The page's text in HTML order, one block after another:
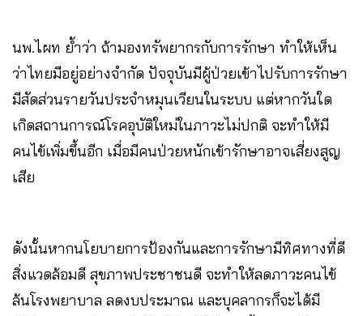
นพ.ไผท ย้ำว่า ถ้ามองทรัพยากรกับการรักษา ทำให้เห็น
ว่าไทยมีอยู่อย่างจำกัด ปัจจุบันมีผู้ป่วยเข้าไปรับการรักษา
มีสัดส่วนรายวันประจำหมุนเวียนในระบบ แต่หากวันใด
เกิดสถานการณ์โรคอุบัติใหม่ในภาวะไม่ปกติ จะทำให้มี
คนไข้เพิ่มขึ้นอีก เมื่อมีคนป่วยหนักเข้ารักษาอาจเสี่ยงสูญ
เสีย
ดังนั้นหากนโยบายการป้องกันและการรักษามีทิศทางที่ดี
สิ่งแวดล้อมดี สุขภาพประชาชนดี จะทำให้ลดภาวะคนไข้
ล้นโรงพยาบาล ลดงบประมาณ และบุคลากรก็จะได้มี